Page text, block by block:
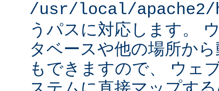
/usr/local/
うパスに対応します。
タベースや他の場所か
もできますので、 ウェ